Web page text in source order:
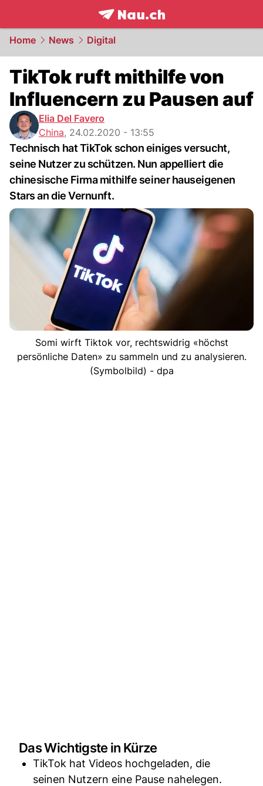
frontpage.NAU.ch
Home News Digital
TikTok ruft mithilfe von
Influencern zu Pausen auf
Elia Del Favero
China, 24.02.2020 - 13:55
Technisch hat TikTok schon einiges versucht,
seine Nutzer zu schützen. Nun appelliert die
chinesische Firma mithilfe seiner hauseigenen
Stars an die Vernunft.
Somi wirft Tiktok vor, rechtswidrig «höchst
persönliche Daten» zu sammeln und zu analysieren.
(Symbolbild) - dpa
Das Wichtigste in Kürze
TikTok hat Videos hochgeladen, die
seinen Nutzern eine Pause nahelegen.